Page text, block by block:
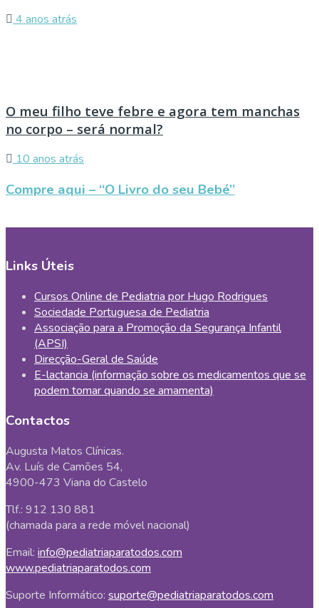
4 anos atrás
O meu filho teve febre e agora tem manchas
no corpo – será normal?
10 anos atrás
Compre aqui – “O Livro do seu Bebé”
Links Úteis
Cursos Online de Pediatria por Hugo Rodrigues
Sociedade Portuguesa de Pediatria
Associação para a Promoção da Segurança Infantil
(APSI)
Direcção-Geral de Saúde
E-lactancia (informação sobre os medicamentos que se
podem tomar quando se amamenta)
Contactos
Augusta Matos Clínicas.
Av. Luís de Camões 54,
4900-473 Viana do Castelo
Tlf.: 912 130 881
(chamada para a rede móvel nacional)
Email: info@pediatriaparatodos.com
www.pediatriaparatodos.com
Suporte Informático: suporte@pediatriaparatodos.com